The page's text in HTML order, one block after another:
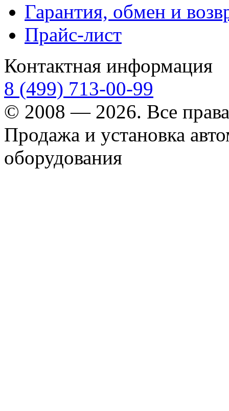
Гарантия, обмен и
Прайс-лист
Контактная информация
8 (499) 713-00-99
© 2008 — 2026. Все
Продажа и установка
оборудования